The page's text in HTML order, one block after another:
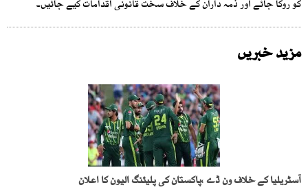
کو روکا جائے اور ذمہ داران کے خلاف سخت قانونی اقدامات کیے جائیں۔
مزید خبریں
آسٹریلیا کے خلاف ون ڈے ،پاکستان کی پلیئنگ الیون کا اعلان